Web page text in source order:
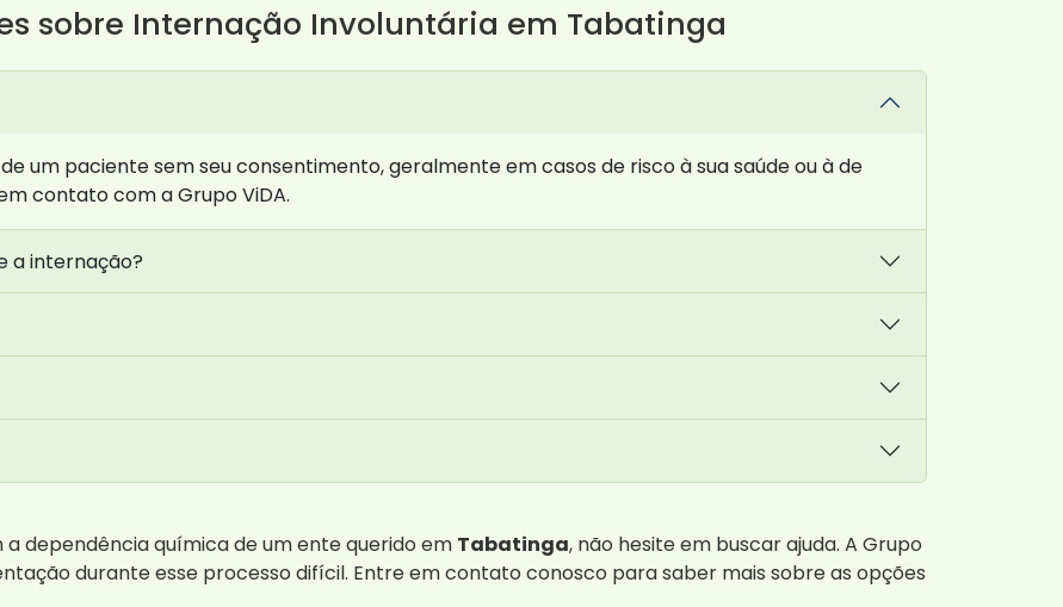
sobre Internação Involuntária em Tabatinga
um paciente sem seu consentimento, geralmente em casos de risco à sua saúde ou à de
contato com a Grupo ViDA.
a internação?
dependência química de um ente querido em Tabatinga, não hesite em buscar ajuda. A Grupo
durante esse processo difícil. Entre em contato conosco para saber mais sobre as opções